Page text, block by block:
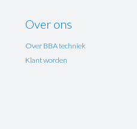
Over ons
Over BBA techniek
Klant worden